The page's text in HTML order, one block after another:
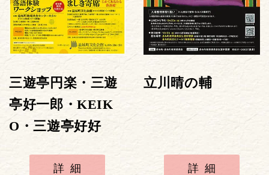
三遊亭円楽・三遊
亭好一郎・KEIK
O・三遊亭好好
詳細
立川晴の輔
詳細